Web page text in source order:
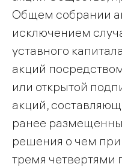
Общем собрании
исключением
уставного
акций
или открытой
акций,
ранее
решения о чем
тремя четвертями